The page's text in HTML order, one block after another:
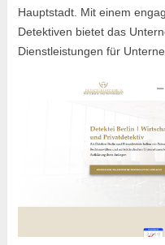
Hauptstadt. Mit einem
Detektiven bietet das
Dienstleistungen für